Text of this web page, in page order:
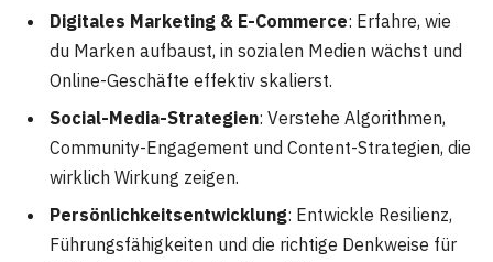
Digitales Marketing & E-Commerce: Erfahre, wie
du Marken aufbaust, in sozialen Medien wächst und
Online-Geschäfte effektiv skalierst.
Social-Media-Strategien: Verstehe Algorithmen,
Community-Engagement und Content-Strategien, die
wirklich Wirkung zeigen.
Persönlichkeitsentwicklung: Entwickle Resilienz,
Führungsfähigkeiten und die richtige Denkweise für